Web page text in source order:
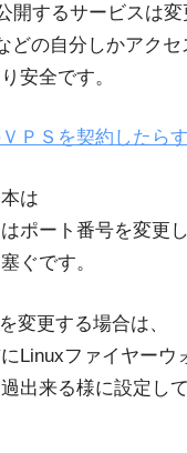
開するサービスは変
どの自分しかアク
安全です。
ＰＳを契約したら
は
ポート番号を変更
ぐです。
変更する場合は、
Linuxファイヤーウ
出来る様に設定し